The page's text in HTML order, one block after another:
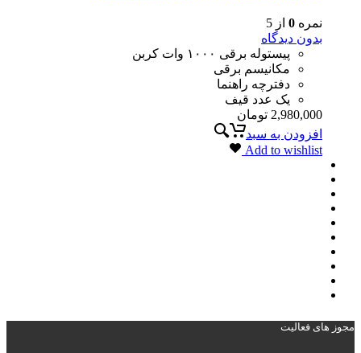
نمره 0 از 5
بدون دیدگاه
پیستوله برقی ۱۰۰۰ وات کربن
مکانیسم برقی
دفترچه راهنما
یک عدد قیف
2,980,000 تومان
افزودن به سبد
Add to wishlist
مجوز های فعالیت